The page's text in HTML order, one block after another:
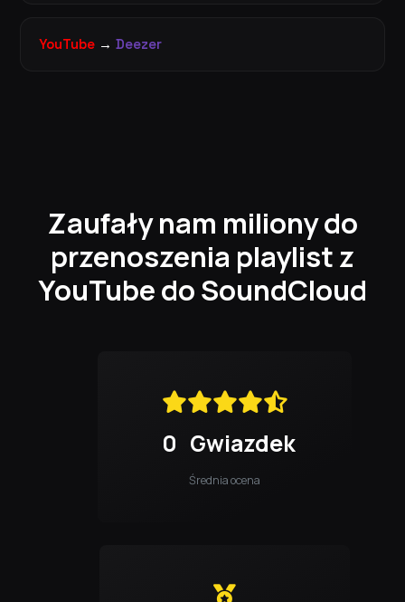
YouTube → Deezer
Zaufały nam miliony do
przenoszenia playlist z
YouTube do SoundCloud
0 Gwiazdek
Średnia ocena